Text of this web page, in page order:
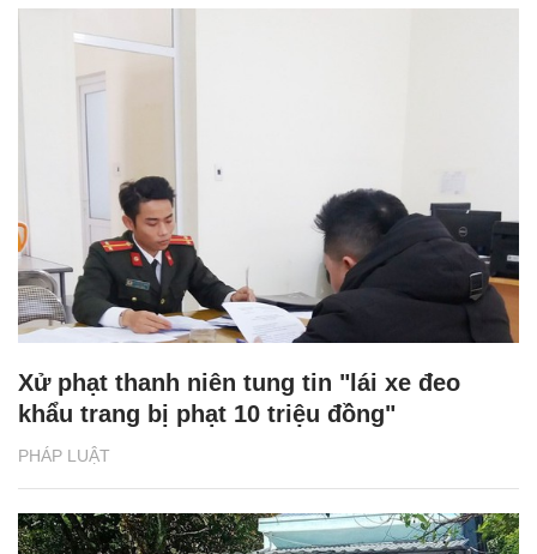
PHÁP LUẬT
Xử phạt thanh niên tung tin "lái xe đeo
khẩu trang bị phạt 10 triệu đồng"